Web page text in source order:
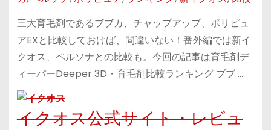
三大育毛剤であるブブカ、チャップアップ、ポリピュ
アEXと比較しておけば、間違いない！番外編では新イ
クオス、ペルソナとの比較も。今回の記事は育毛剤デ
ィーパーDeeper 3D・育毛剤比較ランキング ブブ …
イクオス公式サイト・レビュ